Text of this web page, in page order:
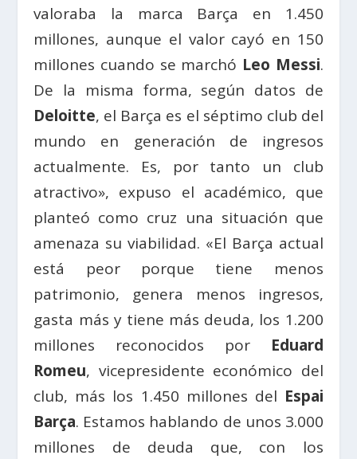
valoraba la marca Barça en 1.450
millones, aunque el valor cayó en 150
millones cuando se marchó Leo Messi.
De la misma forma, según datos de
Deloitte, el Barça es el séptimo club del
mundo en generación de ingresos
actualmente. Es, por tanto un club
atractivo», expuso el académico, que
planteó como cruz una situación que
amenaza su viabilidad. «El Barça actual
está peor porque tiene menos
patrimonio, genera menos ingresos,
gasta más y tiene más deuda, los 1.200
millones reconocidos por Eduard
Romeu, vicepresidente económico del
club, más los 1.450 millones del Espai
Barça. Estamos hablando de unos 3.000
millones de deuda que, con los